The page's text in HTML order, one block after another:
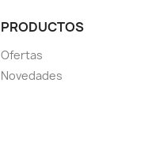
PRODUCTOS
Ofertas
Novedades